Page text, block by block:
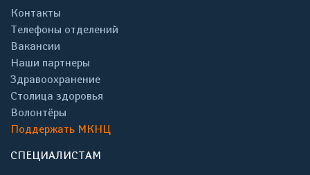
Контакты
Телефоны отделений
Вакансии
Наши партнеры
Здравоохранение
Столица здоровья
Волонтёры
Поддержать МКНЦ
СПЕЦИАЛИСТАМ